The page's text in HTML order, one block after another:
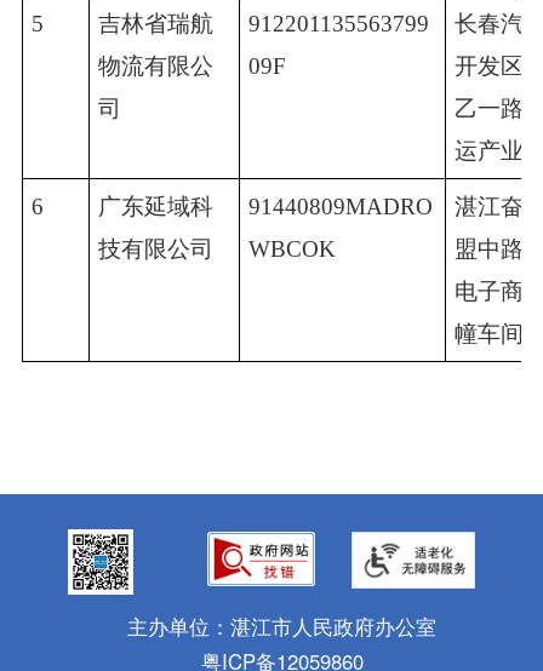
5
吉林省瑞航
物流有限公
司
912201135563799
09F
长春汽
开发区
乙一路
运产业
6
广东延域科
技有限公司
91440809MADRO
WBCOK
湛江奋
盟中路
电子商
幢车间
主办单位：湛江市人民政府办公室
粤ICP备12059860